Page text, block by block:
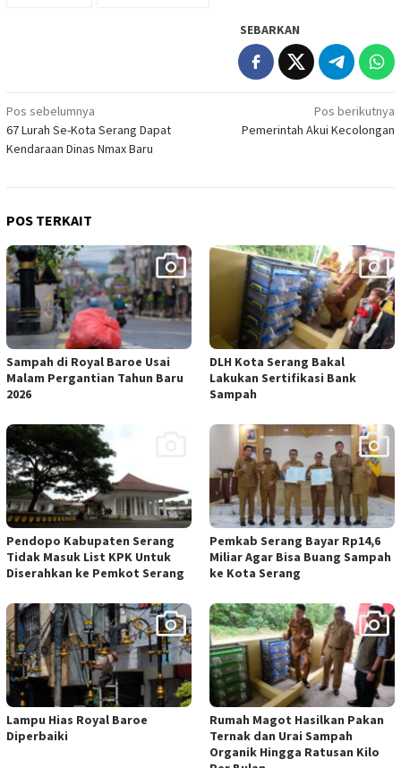
SEBARKAN
Navigasi
pos
Pos sebelumnya
67 Lurah Se-Kota Serang Dapat
Kendaraan Dinas Nmax Baru
Pos berikutnya
Pemerintah Akui Kecolongan
POS TERKAIT
Sampah di Royal Baroe Usai
Malam Pergantian Tahun Baru
2026
DLH Kota Serang Bakal
Lakukan Sertifikasi Bank
Sampah
Pendopo Kabupaten Serang
Tidak Masuk List KPK Untuk
Diserahkan ke Pemkot Serang
Pemkab Serang Bayar Rp14,6
Miliar Agar Bisa Buang Sampah
ke Kota Serang
Lampu Hias Royal Baroe
Diperbaiki
Rumah Magot Hasilkan Pakan
Ternak dan Urai Sampah
Organik Hingga Ratusan Kilo